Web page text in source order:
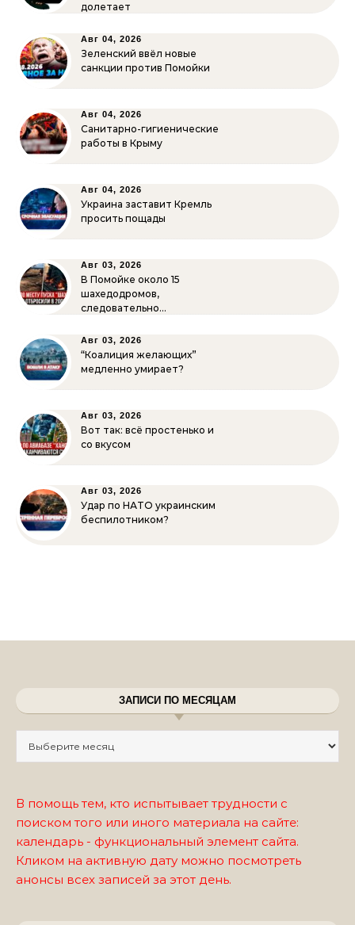
долетает
Авг 04, 2026
Зеленский ввёл новые
санкции против Помойки
Авг 04, 2026
Санитарно-гигиенические
работы в Крыму
Авг 04, 2026
Украина заставит Кремль
просить пощады
Авг 03, 2026
В Помойке около 15
шахедодромов,
следовательно…
Авг 03, 2026
“Коалиция желающих”
медленно умирает?
Авг 03, 2026
Вот так: всё простенько и
со вкусом
Авг 03, 2026
Удар по НАТО украинским
беспилотником?
ЗАПИСИ ПО МЕСЯЦАМ
В помощь тем, кто испытывает трудности с
поиском того или иного материала на сайте:
календарь - функциональный элемент сайта.
Кликом на активную дату можно посмотреть
анонсы всех записей за этот день.